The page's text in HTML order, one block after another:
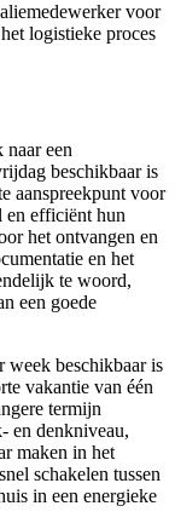
voor
logistieke proces
een
beschikbaar is
aanspreekpunt voor
en efficiënt hun
het ontvangen en
en het
te woord,
een goede
week beschikbaar is
vakantie van één
termijn
en denkniveau,
maken in het
schakelen tussen
in een energieke